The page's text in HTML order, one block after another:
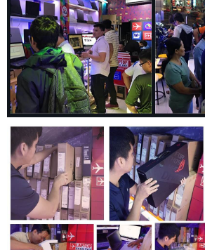
Lưu trữ và bộ nhớ dự phòng
Với bộ nhớ DDR4 lên tới 16GB và
2TB